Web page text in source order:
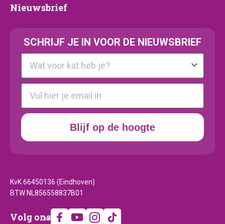
Nieuwsbrief
Nieuwsbrief
SCHRIJF JE IN VOOR DE NIEUWSBRIEF
Kattenras
E-mail
Blijf op de hoogte
KvK 66450136 (Eindhoven)
BTW NL856558837B01
Volg
Volg ons